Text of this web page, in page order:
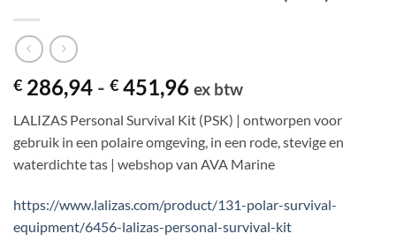
€ 286,94 - € 451,96Prijsklasse:
€ 286,94
tot
€ 451,96
ex btw
LALIZAS Personal Survival Kit (PSK) | ontworpen voor
gebruik in een polaire omgeving, in een rode, stevige en
waterdichte tas | webshop van AVA Marine
https://www.lalizas.com/product/131-polar-survival-
equipment/6456-lalizas-personal-survival-kit